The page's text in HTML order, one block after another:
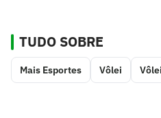
TUDO SOBRE
Mais Esportes Vôlei